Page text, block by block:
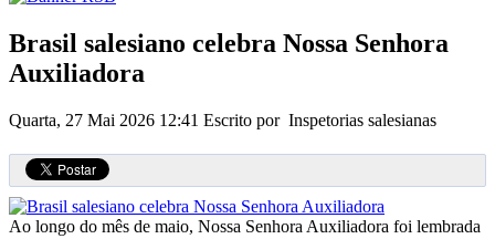
Brasil salesiano celebra Nossa Senhora
Auxiliadora
Quarta, 27 Mai 2026 12:41 Escrito por Inspetorias salesianas
Ao longo do mês de maio, Nossa Senhora Auxiliadora foi lembrada